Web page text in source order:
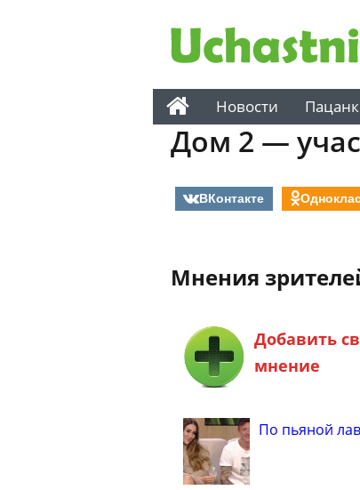
Новости
Дом 2 —
ВКонтакте
Мнения
Добавить
мнение
По пьяной